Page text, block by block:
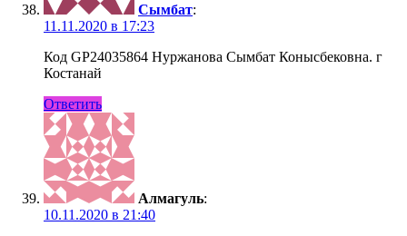
Сымбат:
11.11.2020 в 17:23
Код GP24035864 Нуржанова Сымбат Конысбековна. г
Костанай
Ответить
Алмагуль:
10.11.2020 в 21:40